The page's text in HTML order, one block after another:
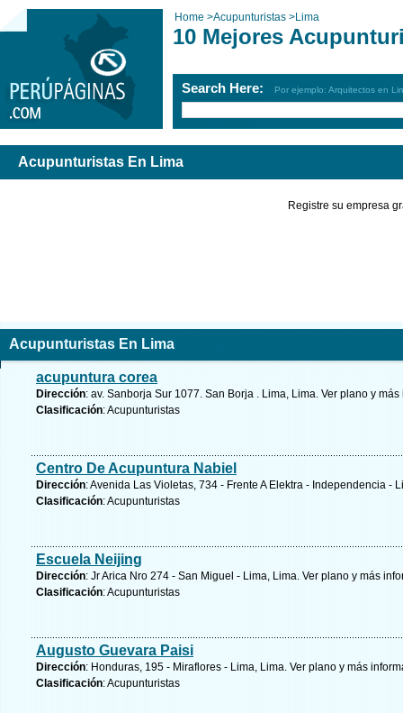
Home >Acupunturistas >Lima
10 Mejores
Search Here: Por ejemplo: Arquitectos en
Acupunturistas En Lima
Registre su empresa
Acupunturistas En Lima
acupuntura corea
Dirección: av. Sanborja Sur 1077. San Borja . Lima, Lima. Ver plano y más
Clasificación: Acupunturistas
Centro De Acupuntura Nabiel
Dirección: Avenida Las Violetas, 734 - Frente A Elektra - Independencia -
Clasificación: Acupunturistas
Escuela Neijing
Dirección: Jr Arica Nro 274 - San Miguel - Lima, Lima. Ver plano y más
Clasificación: Acupunturistas
Augusto Guevara Paisi
Dirección: Honduras, 195 - Miraflores - Lima, Lima. Ver plano y más
Clasificación: Acupunturistas